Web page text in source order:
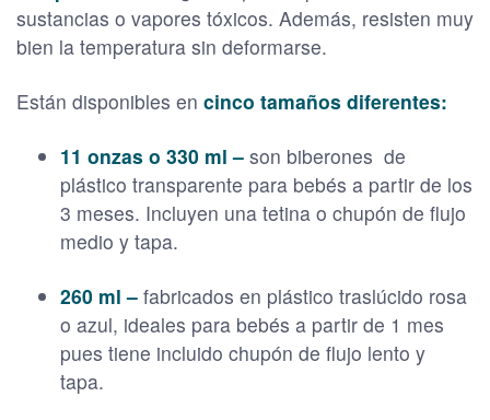
sustancias o vapores tóxicos. Además, resisten muy
bien la temperatura sin deformarse.
Están disponibles en cinco tamaños diferentes:
11 onzas o 330 ml – son biberones de
plástico transparente para bebés a partir de los
3 meses. Incluyen una tetina o chupón de flujo
medio y tapa.
260 ml – fabricados en plástico traslúcido rosa
o azul, ideales para bebés a partir de 1 mes
pues tiene incluido chupón de flujo lento y
tapa.